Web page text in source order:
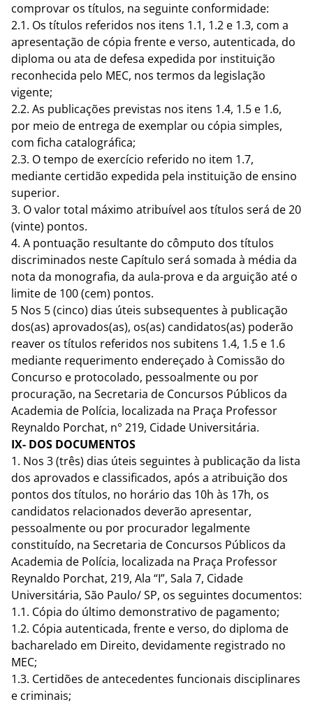
comprovar os títulos, na seguinte conformidade:
2.1. Os títulos referidos nos itens 1.1, 1.2 e 1.3, com a
apresentação de cópia frente e verso, autenticada, do
diploma ou ata de defesa expedida por instituição
reconhecida pelo MEC, nos termos da legislação
vigente;
2.2. As publicações previstas nos itens 1.4, 1.5 e 1.6,
por meio de entrega de exemplar ou cópia simples,
com ficha catalográfica;
2.3. O tempo de exercício referido no item 1.7,
mediante certidão expedida pela instituição de ensino
superior.
3. O valor total máximo atribuível aos títulos será de 20
(vinte) pontos.
4. A pontuação resultante do cômputo dos títulos
discriminados neste Capítulo será somada à média da
nota da monografia, da aula-prova e da arguição até o
limite de 100 (cem) pontos.
5 Nos 5 (cinco) dias úteis subsequentes à publicação
dos(as) aprovados(as), os(as) candidatos(as) poderão
reaver os títulos referidos nos subitens 1.4, 1.5 e 1.6
mediante requerimento endereçado à Comissão do
Concurso e protocolado, pessoalmente ou por
procuração, na Secretaria de Concursos Públicos da
Academia de Polícia, localizada na Praça Professor
Reynaldo Porchat, n° 219, Cidade Universitária.
IX- DOS DOCUMENTOS
1. Nos 3 (três) dias úteis seguintes à publicação da lista
dos aprovados e classificados, após a atribuição dos
pontos dos títulos, no horário das 10h às 17h, os
candidatos relacionados deverão apresentar,
pessoalmente ou por procurador legalmente
constituído, na Secretaria de Concursos Públicos da
Academia de Polícia, localizada na Praça Professor
Reynaldo Porchat, 219, Ala “I”, Sala 7, Cidade
Universitária, São Paulo/ SP, os seguintes documentos:
1.1. Cópia do último demonstrativo de pagamento;
1.2. Cópia autenticada, frente e verso, do diploma de
bacharelado em Direito, devidamente registrado no
MEC;
1.3. Certidões de antecedentes funcionais disciplinares
e criminais;